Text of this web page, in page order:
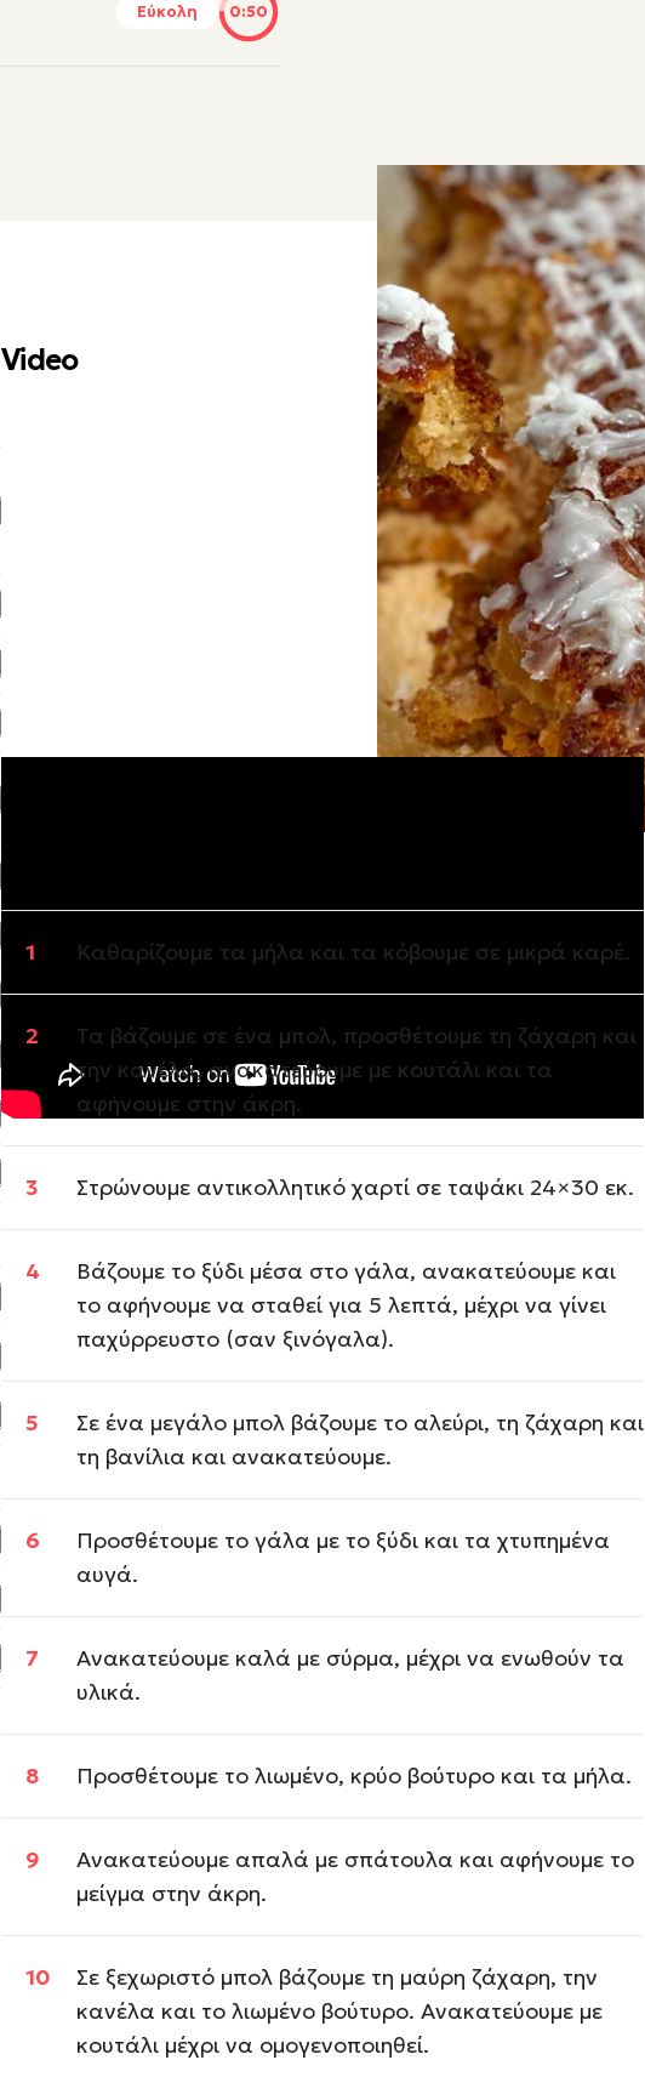
Εύκολη 0:50
Video
Καθαρίζουμε τα μήλα και τα κόβουμε σε μικρά καρέ.
Τα βάζουμε σε ένα μπολ, προσθέτουμε τη ζάχαρη και
την κανέλα, ανακατεύουμε με κουτάλι και τα
αφήνουμε στην άκρη.
Στρώνουμε αντικολλητικό χαρτί σε ταψάκι 24×30 εκ.
Βάζουμε το ξύδι μέσα στο γάλα, ανακατεύουμε και
το αφήνουμε να σταθεί για 5 λεπτά, μέχρι να γίνει
παχύρρευστο (σαν ξινόγαλα).
Σε ένα μεγάλο μπολ βάζουμε το αλεύρι, τη ζάχαρη και
τη βανίλια και ανακατεύουμε.
Προσθέτουμε το γάλα με το ξύδι και τα χτυπημένα
αυγά.
Ανακατεύουμε καλά με σύρμα, μέχρι να ενωθούν τα
υλικά.
Προσθέτουμε το λιωμένο, κρύο βούτυρο και τα μήλα.
Ανακατεύουμε απαλά με σπάτουλα και αφήνουμε το
μείγμα στην άκρη.
Σε ξεχωριστό μπολ βάζουμε τη μαύρη ζάχαρη, την
κανέλα και το λιωμένο βούτυρο. Ανακατεύουμε με
κουτάλι μέχρι να ομογενοποιηθεί.